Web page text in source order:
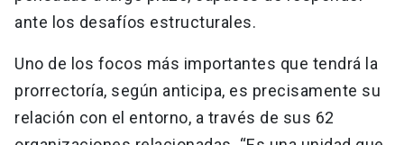
ante los desafíos estructurales.
Uno de los focos más importantes que tendrá la
prorrectoría, según anticipa, es precisamente su
relación con el entorno, a través de sus 62